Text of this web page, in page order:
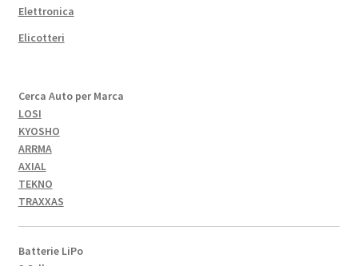
Elettronica
Elicotteri
Cerca Auto per Marca
LOSI
KYOSHO
ARRMA
AXIAL
TEKNO
TRAXXAS
Batterie LiPo